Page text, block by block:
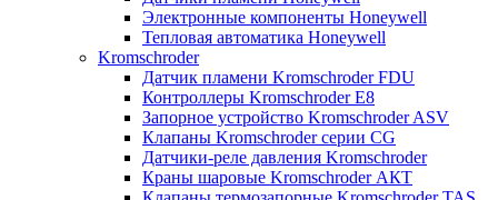
Электронные компоненты Honeywell
Тепловая автоматика Honeywell
Kromschroder
Датчик пламени Kromschroder FDU
Контроллеры Kromschroder E8
Запорное устройство Kromschroder ASV
Клапаны Kromschroder серии CG
Датчики-реле давления Kromschroder
Краны шаровые Kromschroder АКТ